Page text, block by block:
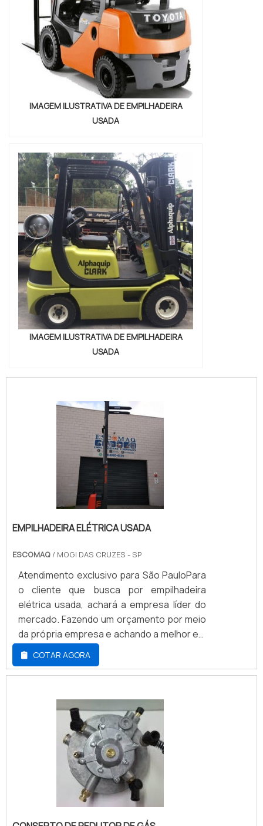
IMAGEM ILUSTRATIVA DE EMPILHADEIRA
USADA
IMAGEM ILUSTRATIVA DE EMPILHADEIRA
USADA
EMPILHADEIRA ELÉTRICA USADA
ESCOMAQ / MOGI DAS CRUZES - SP
Atendimento exclusivo para São PauloPara
o cliente que busca por empilhadeira
elétrica usada, achará a empresa líder do
mercado. Fazendo um orçamento por meio
da própria empresa e achando a melhor em
qualidade e custo benefício.Quando a
busca é por empilhadeira elétrica usada,
com os melhores profissionais da Escomaq
comprometimento com os resultados dos
clientes.MAIS INFORMAÇÕES SOBRE
EMPILHADEIRA ELÉTRICA USADAHá muitas
maneiras eficientes de demonstrar
competência e excelência em sua área de
atuação. A Escomaq centraliza sua
estratégia em oferecer aos parceiros uma
estrutura com: Escritório de alta qualidade
COTAR AGORA